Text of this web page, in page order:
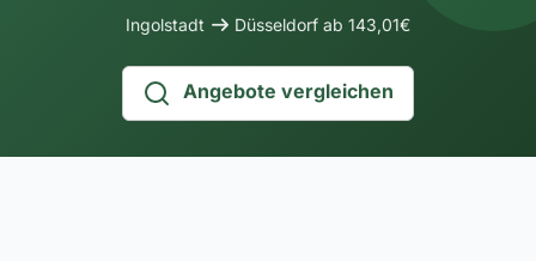
Ingolstadt Düsseldorf ab 143,01€
Angebote vergleichen